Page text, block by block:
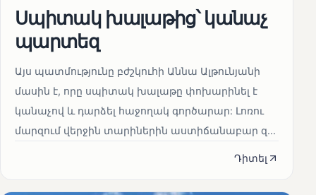
Սպիտակ խալաթից՝ կանաչ
պարտեզ
Այս պատմությունը բժշկուհի Աննա Ալթունյանի
մասին է, որը սպիտակ խալաթը փոխարինել է
կանաչով և դարձել հաջողակ գործարար: Լոռու
մարզում վերջին տարիներին աստիճանաբար զ...
Դիտել